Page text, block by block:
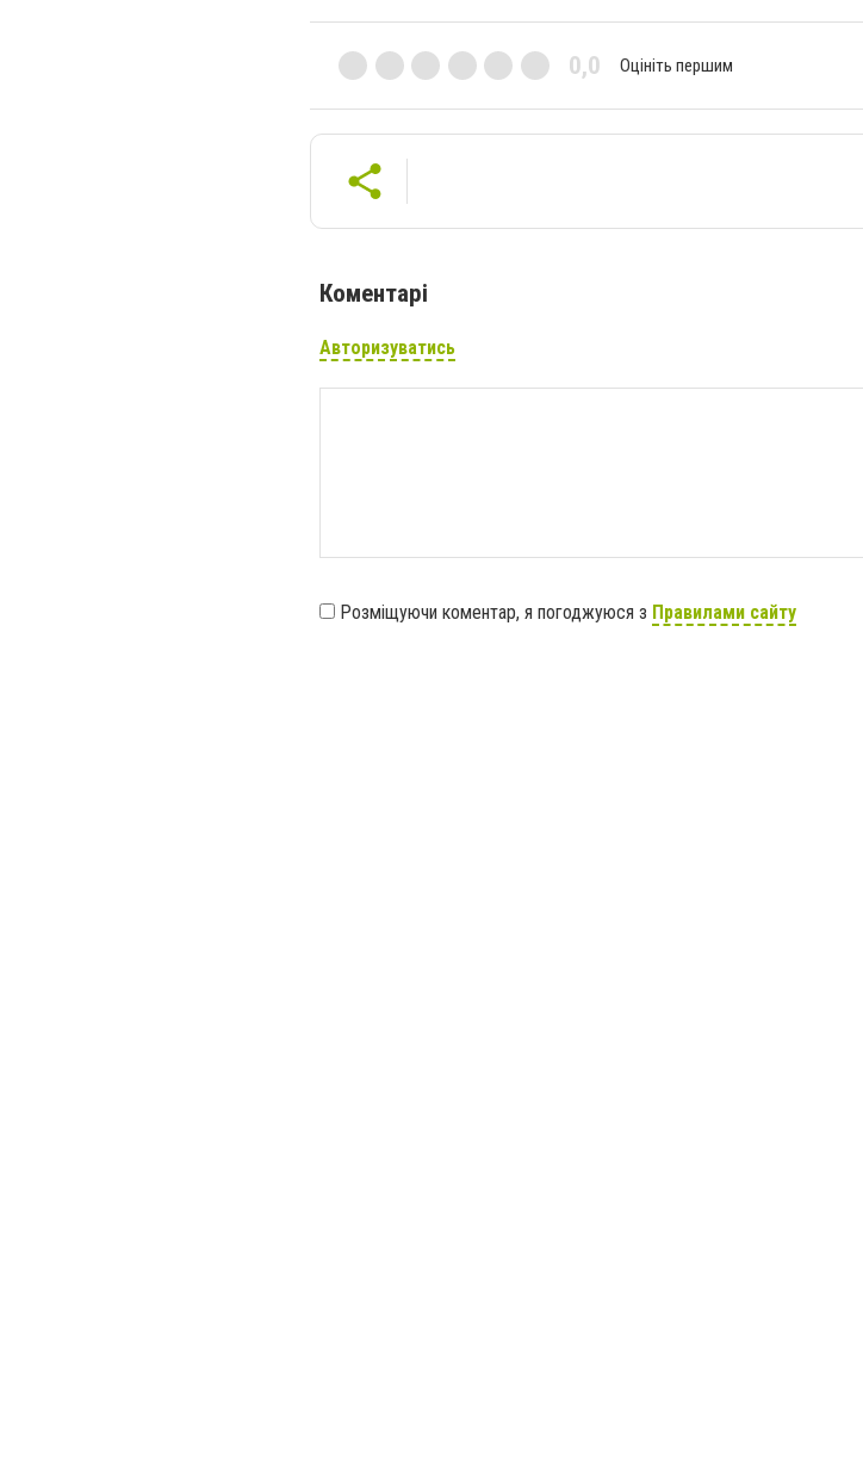
0,0 Оцініть першим
Коментарі
Авторизуватись
Розміщуючи коментар, я погоджуюся з Правилами сайту